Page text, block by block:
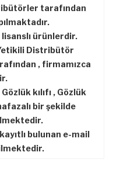
tarafından
ürünlerdir.
Distribütör
, firmamızca
kılıfı , Gözlük
bir şekilde
bulunan e-mail